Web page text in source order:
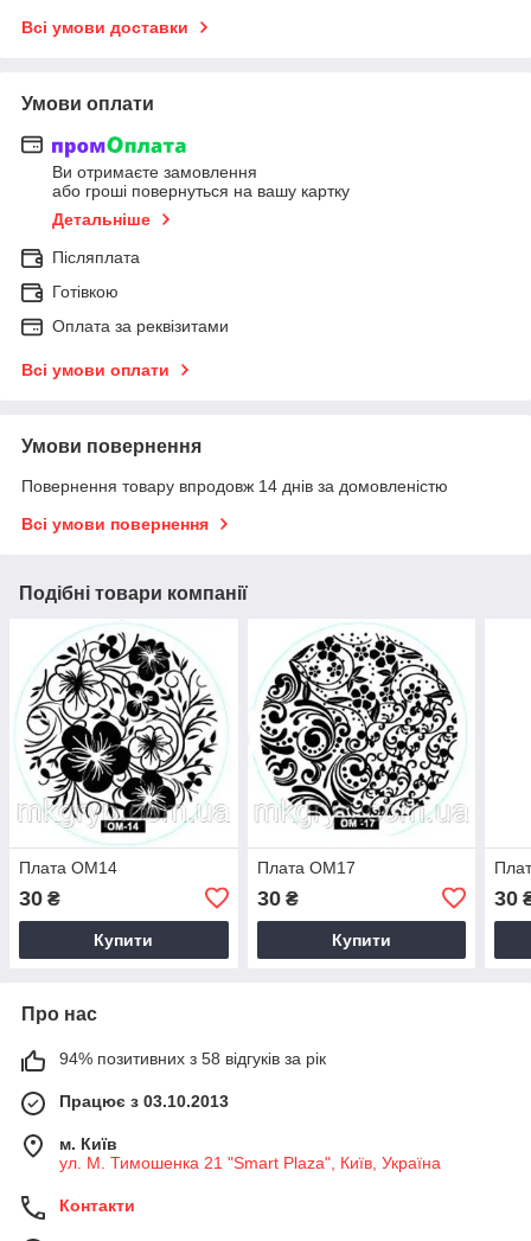
Всі умови доставки
Умови оплати
Ви отримаєте замовлення
або гроші повернуться на вашу картку
Детальніше
Післяплата
Готівкою
Оплата за реквізитами
Всі умови оплати
Умови повернення
Повернення товару впродовж 14 днів за домовленістю
Всі умови повернення
Подібні товари компанії
Плата ОМ14
30 ₴
Купити
Плата ОМ17
30₴
Купити
30
Про нас
94% позитивних з 58 відгуків за рік
Працює з 03.10.2013
м. Київ
ул. М. Тимошенка 21 "Smart Plaza", Київ, Україна
Контакти